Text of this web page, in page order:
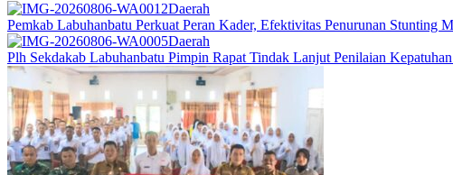
Daerah
Pemkab Labuhanbatu Perkuat Peran Kader, Efektivitas Penurunan Stunting
Daerah
Plh Sekdakab Labuhanbatu Pimpin Rapat Tindak Lanjut Penilaian